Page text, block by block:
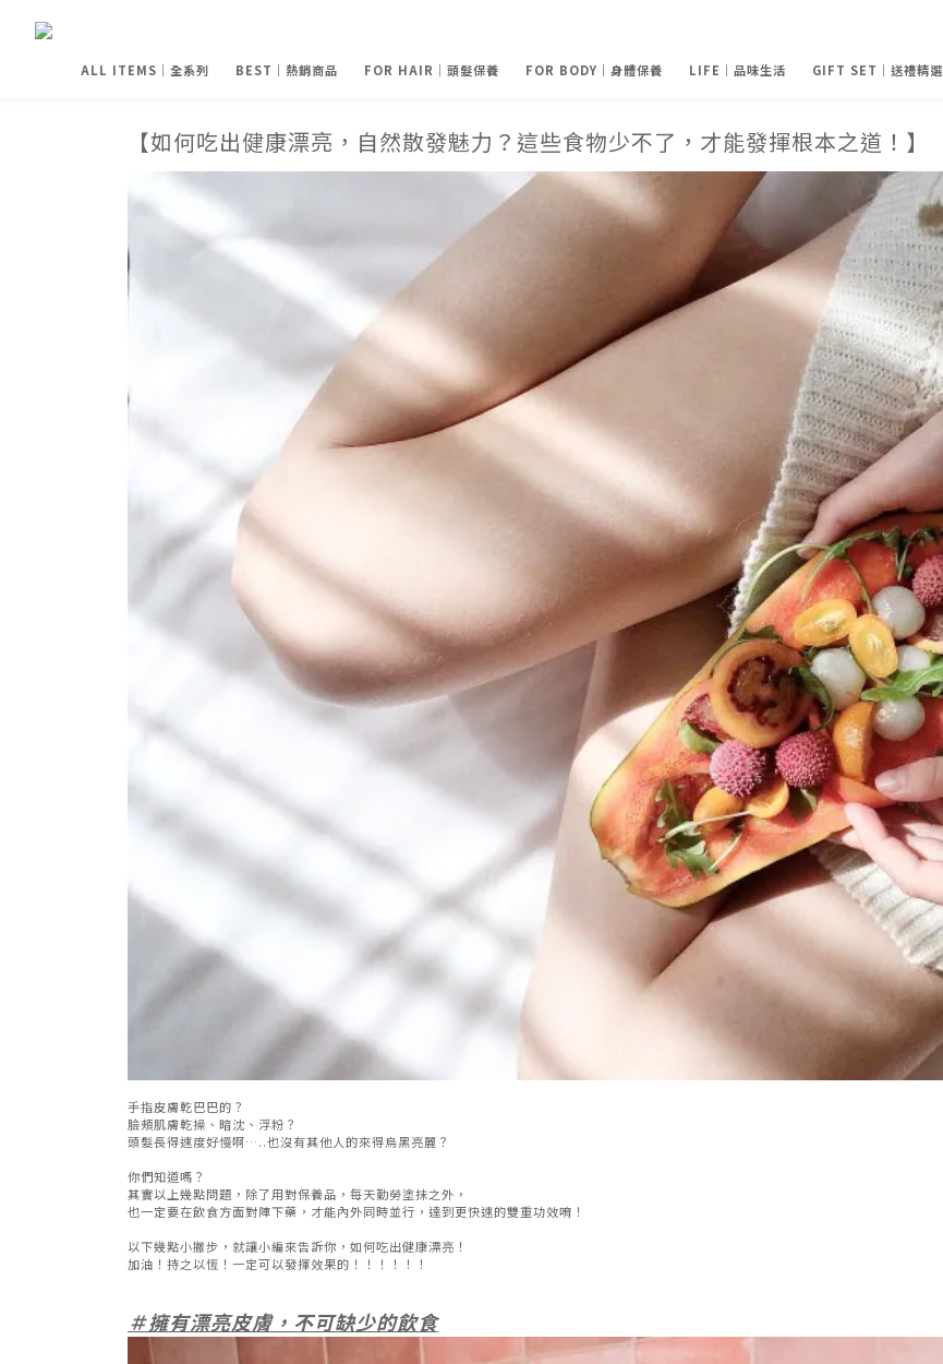
ALL ITEMS｜全系列 BEST｜熱銷商品 FOR HAIR｜頭髮保養 FOR BODY｜身體保養 LIFE｜品味生活 GIFT SET｜送禮精選
【如何吃出健康漂亮，自然散發魅力？這些食物少不了，才能發揮根本之道！】
手指皮膚乾巴巴的？
臉頰肌膚乾操、暗沈、浮粉？
頭髮長得速度好慢啊…..也沒有其他人的來得烏黑亮麗？
你們知道嗎？
其實以上幾點問題，除了用對保養品，每天勤勞塗抹之外，
也一定要在飲食方面對陣下藥，才能內外同時並行，達到更快速的雙重功效唷！
以下幾點小撇步，就讓小編來告訴你，如何吃出健康漂亮！
加油！持之以恆！一定可以發揮效果的！！！！！！
＃擁有漂亮皮膚，不可缺少的飲食